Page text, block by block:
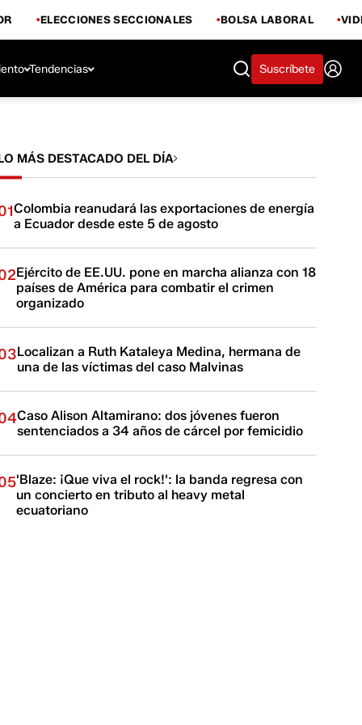
ELECCIONES SECCIONALES BOLSA LABORAL
Tendencias Suscríbete
MÁS DESTACADO DEL DÍA
Colombia reanudará las exportaciones de energía
a Ecuador desde este 5 de agosto
Ejército de EE.UU. pone en marcha alianza con 18
países de América para combatir el crimen
organizado
Localizan a Ruth Kataleya Medina, hermana de
una de las víctimas del caso Malvinas
Caso Alison Altamirano: dos jóvenes fueron
sentenciados a 34 años de cárcel por femicidio
'Blaze: ¡Que viva el rock!': la banda regresa con
un concierto en tributo al heavy metal
ecuatoriano